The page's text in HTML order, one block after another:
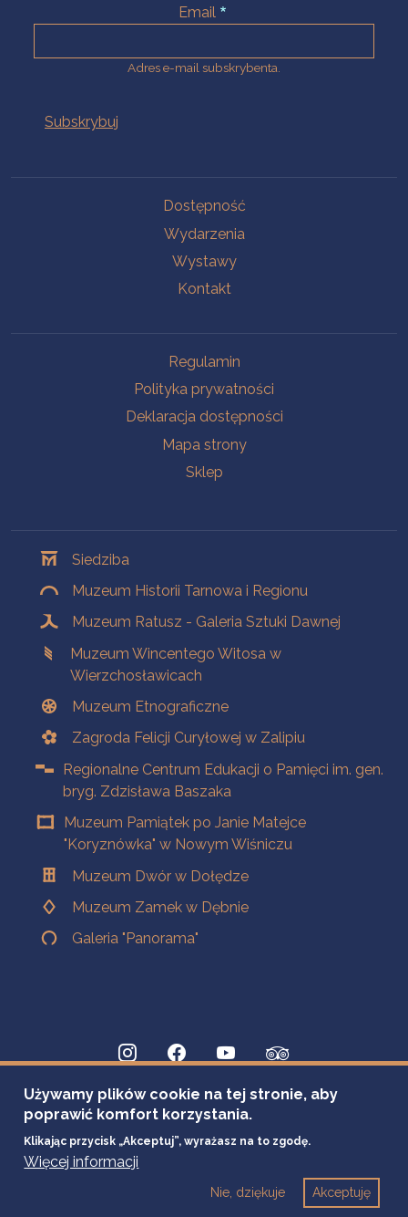
Email
Adres e-mail subskrybenta.
Dostępność
Wydarzenia
Wystawy
Kontakt
Regulamin
Polityka prywatności
Deklaracja dostępności
Mapa strony
Sklep
Siedziba
Muzeum Historii Tarnowa i Regionu
Muzeum Ratusz - Galeria Sztuki Dawnej
Muzeum Wincentego Witosa w
Wierzchosławicach
Muzeum Etnograficzne
Zagroda Felicji Curyłowej w Zalipiu
Regionalne Centrum Edukacji o Pamięci im. gen.
bryg. Zdzisława Baszaka
Muzeum Pamiątek po Janie Matejce
"Koryznówka" w Nowym Wiśniczu
Muzeum Dwór w Dołędze
Muzeum Zamek w Dębnie
Galeria "Panorama"
Używamy plików cookie na tej stronie, aby
poprawić komfort korzystania.
Klikając przycisk „Akceptuj”, wyrażasz na to zgodę.
Więcej informacji
Akceptuję
Nie, dziękuje